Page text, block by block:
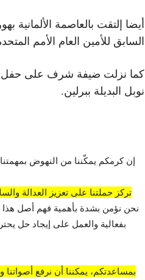
أيضا إلتقت بالعاصمة
السابق للأمين العام الأمم
كما نزلت ضيفة شرف على حفل
نوبل البديلة ببرلين.
إن كرمكم يمكّننا من النهوض
تركز حملتنا على تعزيز العدالة
نحن نؤمن بشدة بأهمية فهم أصل هذا
بفعالية والعمل على إيجاد حل
بمساعدتكم، يمكننا أن نرفع